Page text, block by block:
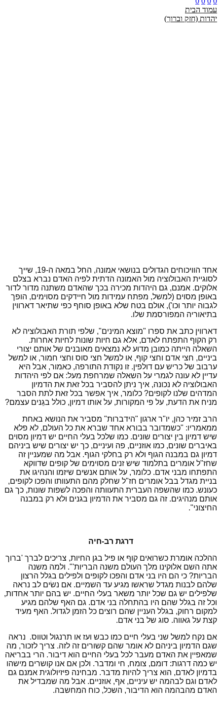
עמוד הבית
יהדות (חזק וברוך)
אחד הוויכוחים הגדולים בנושאי אמונה, החל במאה ה-19, שייך
לסוגיית האבולוציה מול האמונה הדתית לפיה האדם נברא בצלם
אלוקים. אמנם, גם היהדות מכירה בכך שהאדם משתנה מדור לדור
באופן מסוים (למשל, מפתח עמידות מול חיידקים מסוימים, הופך
לגבוה יותר וכו'), אולם בטח שלא באופן סוחף כפי שתיאר דארווין
בתיאוריה המפורסמת שלו.
דארווין כתב את ספרו "מוצא המינים", שלפי תורת האבולוציה לא
רק הקוף התפתח לאדם, אלא גם חיות שונות לחיות אחרות.
השאלה הייתה כמובן מדוע לא נמצאים מאובנים של אותם יצורי
ביניים, חצי אדם וחצי קוף, או למשל חצי סוס וחצי חמור, או למשל
ערבוב של כריש עם דולפין. זו נקודת התורפה, כאמור, אבל היא
עדיין לא עונה לגמרי על השאלה שמרחפת מעל: אם לפי היהדות
האבולוציה לא נכונה, איך ניתן להסביר בכל זאת את הדמיון
המדהים שלנו לקופים? כלומר, איך אפשר בכל זאת לתת הסבר
מניח את הדעת, על פי המקורות, על אותו דמיון, כולל בגֵנים עצמם?
הרב זמיר כהן, יו"ר ארגון "הידברות" מסביר את הנושא באחת
ממאמריו: "כשמדובר בבורא אחד שברא את כל העולם, לא פלא
שיש דמיון בין יצורים שונים. כמו שלכל בעלי החיים יש דמיון מסוים
באיברים שונים, כמו אוזניים, פה ועיניים, כך יש יצורים שיש ביניהם
דמיון גם במבנה הגוף ולא רק בחלקי הגוף. אבל מה שמעניין זה
שחז"ל אומרים בתלמוד שיש זנים מסוימים של קופים שדווקא
התפתחו מבני אדם. כלומר, על אותם אנשים שיזמו והנהיגו את
בניית מגדל בבל אומרים חז"ל שחלק מהם התעוותו והפכו לקופים,
כעונש. כמו שהשפה העברית התעוותה והפכה לשפות שונות, כך גם
אותם מנהיגים. זה גם מסביר את הדמיון בגנים ולא רק במבנה
החיצוני".
דרגת רב-חיה
ההלכה אומרת כשרואים קוף או פיל בגן החיות, צריכים לברך 'ברוך
אתה השם אלוקינו מלך העולם משנה הבריות'". ולמה משנה
הבריות? כי הם היו בני אדם והפכו לקופים ולפילים בגלל הרצון
שלהם לבנות מגדל שראשו מגיע עד השמיים. אם נשׂים לב נראה
שלפילים יש גם שכל יותר משאר בעלי החיים. יש בהם יותר אחדות,
וכל זה בגלל שהם היו בהתחלה בני אדם. גם האף שלהם מגיע
למקום רחוק, בגלל העניין שהם רוצים כל הזמן לגדול. האף מעיד
קצת על גאווה. סוג של בני אדם.
אם נקח למשל שני בעלי חיים כמו כבש ועז או תרנגול וטווס. נראה
שגם הדמיון ביניהם לא אומר שהם קשורים זה לזה. צריך לזכור, מה
שמאפיין את האדם מעבר לכל בעלי החיים הוא דיבור. הרי בבריאה
יש כמה דרגות: דומם, צומח, חי ומדבר. ולכן אם אנו קושרים מישהו
בדמיון לאדם, הוא צריך להיות מדבר. מבחינה פיזיולוגית אמנם גם
לאדם וגם לבהמה יש עיניים, אף, אוזניים. אבל מה שמבדיל את
האדם מהבהמה הוא הדיבור, השכל, כוח המחשבה.